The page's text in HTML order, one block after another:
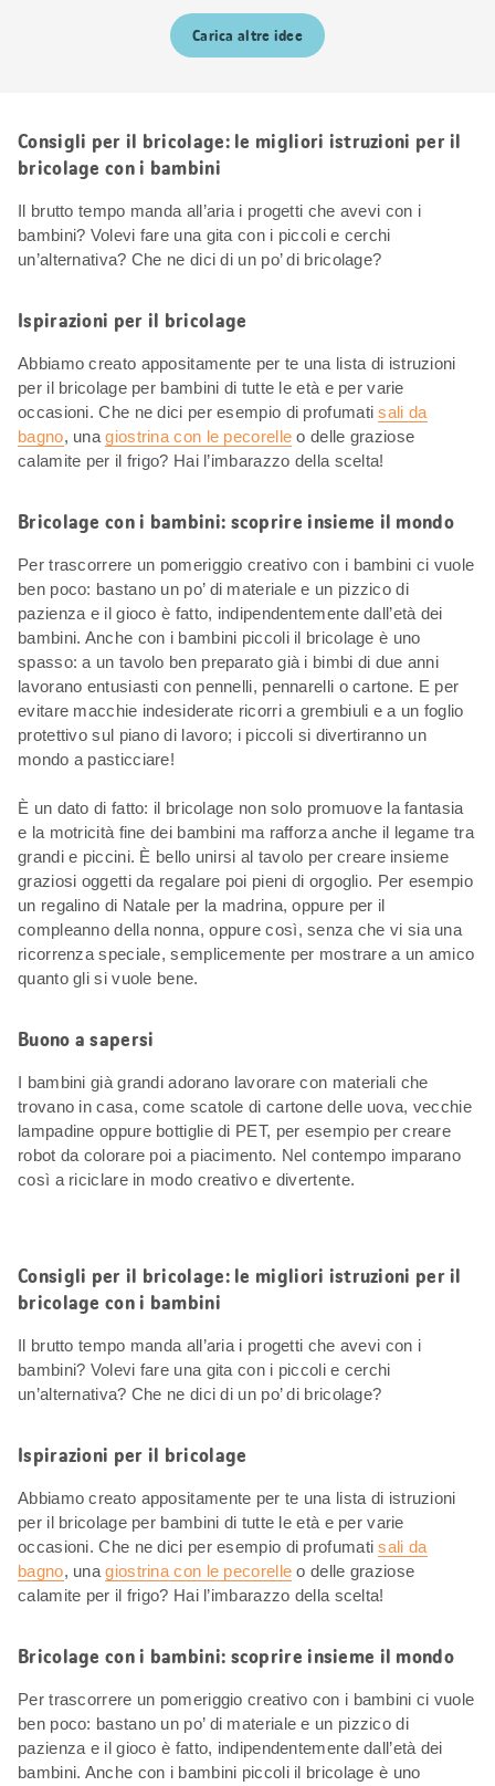
Carica altre idee
Consigli per il bricolage: le migliori istruzioni per il
bricolage con i bambini
Il brutto tempo manda all’aria i progetti che avevi con i
bambini? Volevi fare una gita con i piccoli e cerchi
un’alternativa? Che ne dici di un po’ di bricolage?
Ispirazioni per il bricolage
Abbiamo creato appositamente per te una lista di istruzioni
per il bricolage per bambini di tutte le età e per varie
occasioni. Che ne dici per esempio di profumatisali da
bagno, unagiostrina con le pecorelle o delle graziose
calamite per il frigo? Hai l’imbarazzo della scelta!
Bricolage con i bambini: scoprire insieme il mondo
Per trascorrere un pomeriggio creativo con i bambini ci vuole
ben poco: bastano un po’ di materiale e un pizzico di
pazienza e il gioco è fatto, indipendentemente dall’età dei
bambini. Anche con i bambini piccoli il bricolage è uno
spasso: a un tavolo ben preparato già i bimbi di due anni
lavorano entusiasti con pennelli, pennarelli o cartone. E per
evitare macchie indesiderate ricorri a grembiuli e a un foglio
protettivo sul piano di lavoro; i piccoli si divertiranno un
mondo a pasticciare!
È un dato di fatto: il bricolage non solo promuove la fantasia
e la motricità fine dei bambini ma rafforza anche il legame tra
grandi e piccini. È bello unirsi al tavolo per creare insieme
graziosi oggetti da regalare poi pieni di orgoglio. Per esempio
un regalino di Natale per la madrina, oppure per il
compleanno della nonna, oppure così, senza che vi sia una
ricorrenza speciale, semplicemente per mostrare a un amico
quanto gli si vuole bene.
Buono a sapersi
I bambini già grandi adorano lavorare con materiali che
trovano in casa, come scatole di cartone delle uova, vecchie
lampadine oppure bottiglie di PET, per esempio per creare
robot da colorare poi a piacimento. Nel contempo imparano
così a riciclare in modo creativo e divertente.
Consigli per il bricolage: le migliori istruzioni per il
bricolage con i bambini
Il brutto tempo manda all’aria i progetti che avevi con i
bambini? Volevi fare una gita con i piccoli e cerchi
un’alternativa? Che ne dici di un po’ di bricolage?
Ispirazioni per il bricolage
Abbiamo creato appositamente per te una lista di istruzioni
per il bricolage per bambini di tutte le età e per varie
occasioni. Che ne dici per esempio di profumatisali da
bagno, unagiostrina con le pecorelle o delle graziose
calamite per il frigo? Hai l’imbarazzo della scelta!
Bricolage con i bambini: scoprire insieme il mondo
Per trascorrere un pomeriggio creativo con i bambini ci vuole
ben poco: bastano un po’ di materiale e un pizzico di
pazienza e il gioco è fatto, indipendentemente dall’età dei
bambini. Anche con i bambini piccoli il bricolage è uno